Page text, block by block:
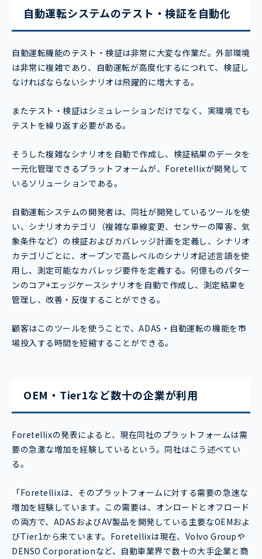
自動運転システムのテスト・検証を自動化
自動運転機能のテスト・検証は非常に大変な作業だ。外部環境
は非常に複雑であり、自動運転が高度化するにつれて、検証し
なければならないシナリオは飛躍的に増大する。
またテスト・検証はシミュレーションだけでなく、実環境でも
テストを繰り返す必要がある。
そうした複雑なシナリオを自動で作成し、検証結果のデータを
一元化管理できるプラットフォームが、Foretellixが開発して
いるソリューションである。
自動運転システムの開発者は、同社が開発しているツールを使
い、シナリオカテゴリ（複雑な車線変更、センサーの障害、気
象条件など）の検証およびカバレッジ計画を定義し、シナリオ
カテゴリごとに、オープンで高レベルのシナリオ記述言語を使
用し、測定可能なカバレッジ要件を定義する。何億ものパター
ンのコア+エッジケースシナリオを自動で作成し、測定結果を
管理し、改善・反復することができる。
顧客はこのツールを使うことで、ADAS・自動運転の機能を市
場投入する時間を短縮することができる。
OEM・Tier1など数十の企業が利用
Foretellixの発表によると、現在同社のプラットフォームは需
要の急激な増加を経験しているという。同社はこう述べてい
る。
「Foretellixは、そのプラットフォームに対する需要の急速な
増加を経験しています。この需要は、オンロードとオフロード
の両方で、ADASおよびAV製品を開発している主要なOEMおよ
びTier1から来ています。Foretellixは現在、Volvo Groupや
DENSO Corporationなど、自動車業界で数十の大手企業と商